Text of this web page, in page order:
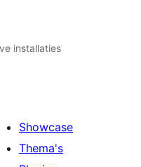
installaties
Showcase
Thema's